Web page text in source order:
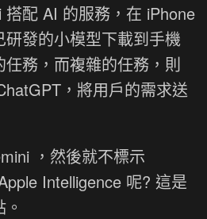
配 AI 的服務，在 iPhone
研發的小模型下載到手機
務，而複雜的任務，則
，將用戶的需求送
，然後就不標示
Intelligence 呢? 這是